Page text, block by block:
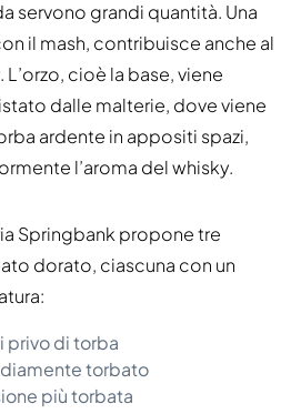
servono grandi quantità. Una
il mash, contribuisce anche al
cioè la base, viene
dalle malterie, dove viene
ardente in appositi spazi,
l’aroma del whisky.
Springbank propone tre
dorato, ciascuna con un
privo di torba
torbato
più torbata